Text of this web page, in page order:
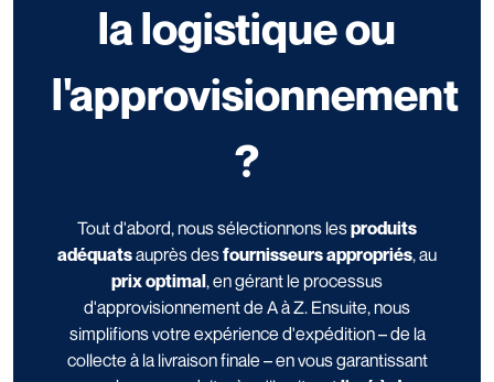
la logistique ou
l'approvisionnement
?
Tout d'abord, nous sélectionnons lesproduits
adéquatsauprès desfournisseurs appropriés, au
prix optimal, en gérant le processus
d'approvisionnement de A à Z. Ensuite, nous
simplifions votre expérience d'expédition – de la
collecte à la livraison finale – en vous garantissant